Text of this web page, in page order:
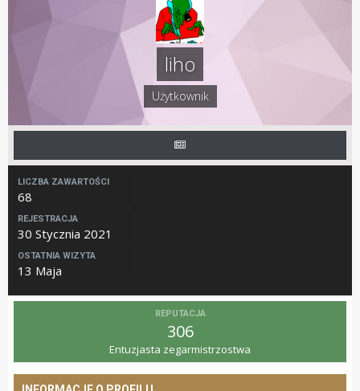
liho
Użytkownik
LICZBA ZAWARTOŚCI
68
REJESTRACJA
30 Stycznia 2021
OSTATNIA WIZYTA
13 Maja
REPUTACJA
306
Entuzjasta zegarmistrzostwa